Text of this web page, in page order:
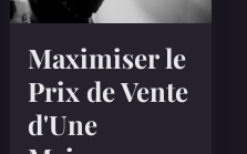
Maximiser le
Prix de Vente
d'Une